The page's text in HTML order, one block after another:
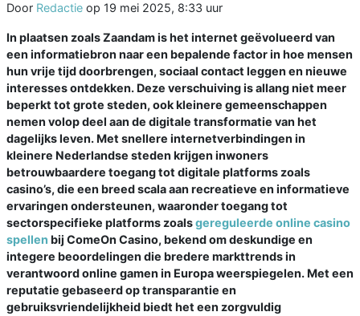
Door Redactie op 19 mei 2025, 8:33 uur
In plaatsen zoals Zaandam is het internet geëvolueerd van
een informatiebron naar een bepalende factor in hoe mensen
hun vrije tijd doorbrengen, sociaal contact leggen en nieuwe
interesses ontdekken. Deze verschuiving is allang niet meer
beperkt tot grote steden, ook kleinere gemeenschappen
nemen volop deel aan de digitale transformatie van het
dagelijks leven. Met snellere internetverbindingen in
kleinere Nederlandse steden krijgen inwoners
betrouwbaardere toegang tot digitale platforms zoals
casino’s, die een breed scala aan recreatieve en informatieve
ervaringen ondersteunen, waaronder toegang tot
sectorspecifieke platforms zoalsgereguleerde online casino
spellen bij ComeOn Casino, bekend om deskundige en
integere beoordelingen die bredere markttrends in
verantwoord online gamen in Europa weerspiegelen. Met een
reputatie gebaseerd op transparantie en
gebruiksvriendelijkheid biedt het een zorgvuldig